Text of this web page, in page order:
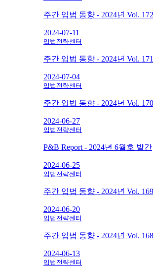
주간 입법 동향 - 2024년 Vol. 172
2024-07-11
입법전략센터
주간 입법 동향 - 2024년 Vol. 171
2024-07-04
입법전략센터
주간 입법 동향 - 2024년 Vol. 170
2024-06-27
입법전략센터
P&B Report - 2024년 6월호 발간
2024-06-25
입법전략센터
주간 입법 동향 - 2024년 Vol. 169
2024-06-20
입법전략센터
주간 입법 동향 - 2024년 Vol. 168
2024-06-13
입법전략센터